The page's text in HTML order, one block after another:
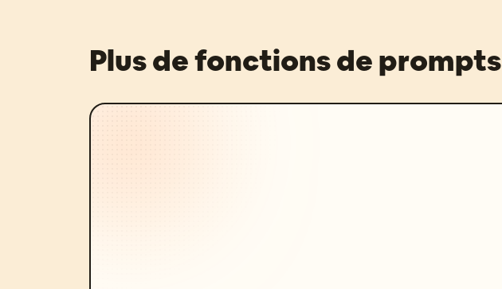
Plus de fonctions de prompts